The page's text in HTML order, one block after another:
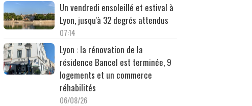
Un vendredi ensoleillé et estival à
Lyon, jusqu'à 32 degrés attendus
07:14
Lyon : la rénovation de la
résidence Bancel est terminée, 9
logements et un commerce
réhabilités
06/08/26